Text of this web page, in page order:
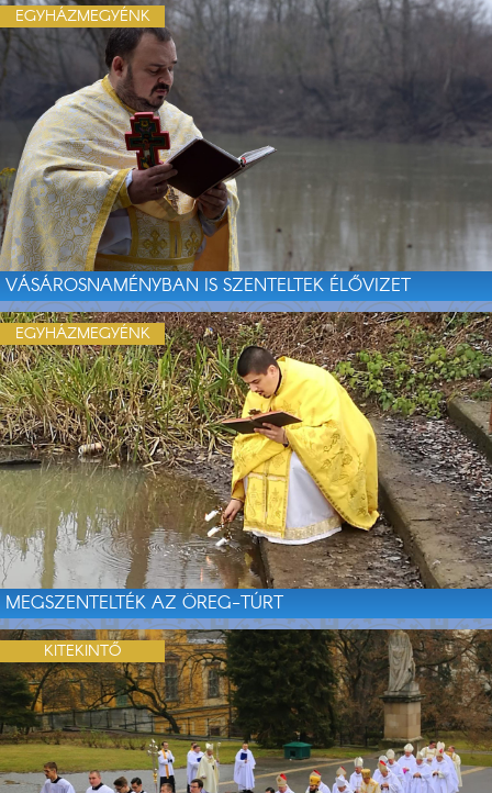
VÁSÁROSNAMÉNYBAN IS SZENTELTEK ÉLŐVIZET
EGYHÁZMEGYÉNK
MEGSZENTELTÉK AZ ÖREG-TÚRT
EGYHÁZMEGYÉNK
KITEKINTŐ